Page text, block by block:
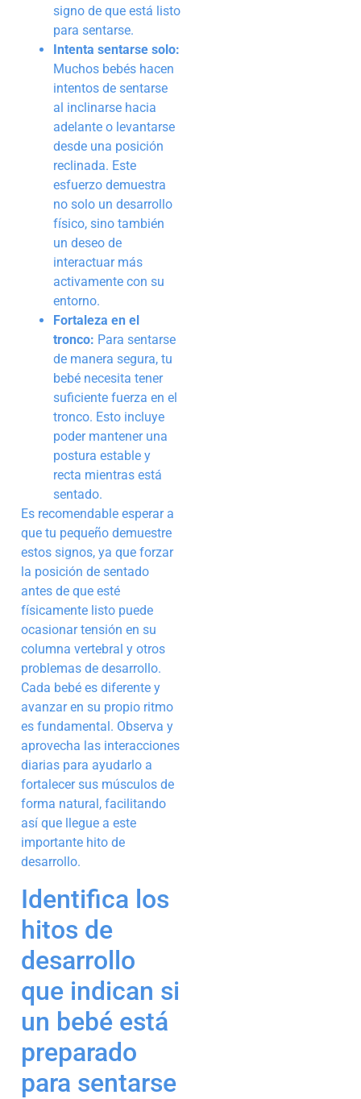
signo de que está listo
para sentarse.
Intenta sentarse solo:
Muchos bebés hacen
intentos de sentarse
al inclinarse hacia
adelante o levantarse
desde una posición
reclinada. Este
esfuerzo demuestra
no solo un desarrollo
físico, sino también
un deseo de
interactuar más
activamente con su
entorno.
Fortaleza en el
tronco: Para sentarse
de manera segura, tu
bebé necesita tener
suficiente fuerza en el
tronco. Esto incluye
poder mantener una
postura estable y
recta mientras está
sentado.
Es recomendable esperar a
que tu pequeño demuestre
estos signos, ya que forzar
la posición de sentado
antes de que esté
físicamente listo puede
ocasionar tensión en su
columna vertebral y otros
problemas de desarrollo.
Cada bebé es diferente y
avanzar en su propio ritmo
es fundamental. Observa y
aprovecha las interacciones
diarias para ayudarlo a
fortalecer sus músculos de
forma natural, facilitando
así que llegue a este
importante hito de
desarrollo.
Identifica los
hitos de
desarrollo
que indican si
un bebé está
preparado
para sentarse